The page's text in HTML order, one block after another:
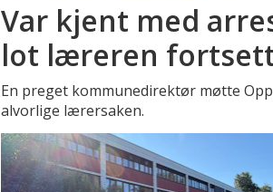
Var kjent med
lot læreren
En preget kommunedirektør møtte
alvorlige lærersaken.